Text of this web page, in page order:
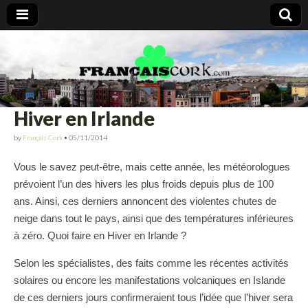
Francais Cork
Hiver en Irlande
by Français Cork • 05/11/2014
Vous le savez peut-être, mais cette année, les météorologues
prévoient l’un des hivers les plus froids depuis plus de 100
ans. Ainsi, ces derniers annoncent des violentes chutes de
neige dans tout le pays, ainsi que des températures inférieures
à zéro. Quoi faire en Hiver en Irlande ?
Selon les spécialistes, des faits comme les récentes activités
solaires ou encore les manifestations volcaniques en Islande
de ces derniers jours confirmeraient tous l’idée que l’hiver sera